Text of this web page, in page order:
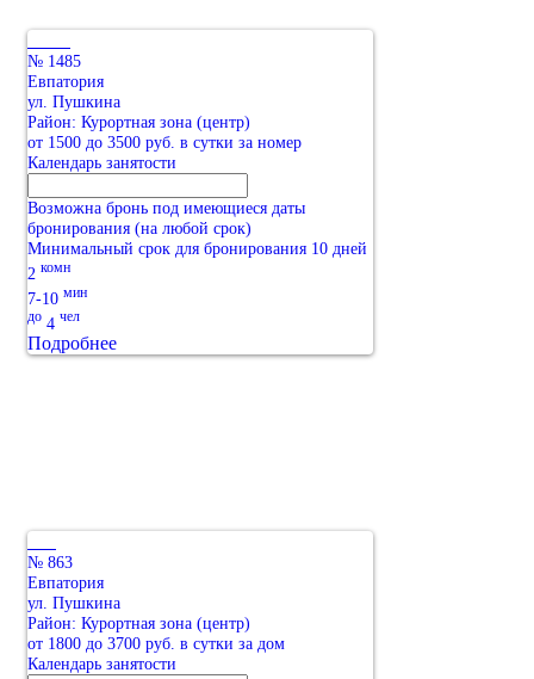
№ 1485
Евпатория
ул. Пушкина
Район: Курортная зона (центр)
от 1500 до 3500 руб. в сутки за номер
Календарь занятости
Возможна бронь под имеющиеся даты
бронирования (на любой срок)
Минимальный срок для бронирования 10 дней
2 комн
7-10 мин
до 4 чел
Подробнее
№ 863
Евпатория
ул. Пушкина
Район: Курортная зона (центр)
от 1800 до 3700 руб. в сутки за дом
Календарь занятости